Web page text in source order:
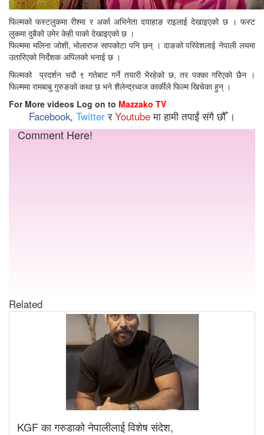
फिल्मको फस्टलुकमा रीश्मा र अर्का अभिनेता दयाहाङ राइलाई देखाइएको छ । फस्ट
लुकमा दुबैको उमेर केही पाको देखाइएको छ ।
फिल्ममा मलिना जोशी, भोलाराज सापकोटा पनि छन् । दाङको परिवेशलाई नेपाली लयमा
उतारिएको निर्देशक अपिलको भनाई छ ।
फिल्मको प्रदर्शन भदौ ९ गतेबाट गर्ने तयारी भैरहेको छ, तर पक्का गरिएको छैन ।
फिल्ममा रामबाबु गुरुङको कथा छ भने शैलेन्द्रध्वज कार्कीले फिल्म खिचेका हुन् ।
For More videos Log on to Mazzako TV
Facebook, TwitterरYoutubeमा हामी तपाईं संगै छौँ ।
Comment Here!
Related
KGF का गरुडाको नेपालीलाई विशेष संदेश,